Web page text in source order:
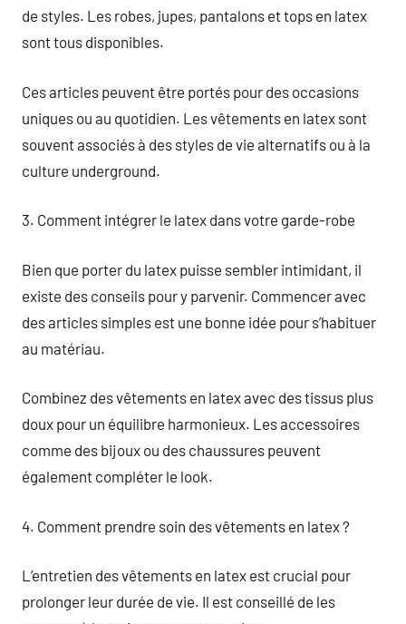
de styles. Les robes, jupes, pantalons et tops en latex
sont tous disponibles.
Ces articles peuvent être portés pour des occasions
uniques ou au quotidien. Les vêtements en latex sont
souvent associés à des styles de vie alternatifs ou à la
culture underground.
3. Comment intégrer le latex dans votre garde-robe
Bien que porter du latex puisse sembler intimidant, il
existe des conseils pour y parvenir. Commencer avec
des articles simples est une bonne idée pour s’habituer
au matériau.
Combinez des vêtements en latex avec des tissus plus
doux pour un équilibre harmonieux. Les accessoires
comme des bijoux ou des chaussures peuvent
également compléter le look.
4. Comment prendre soin des vêtements en latex ?
L’entretien des vêtements en latex est crucial pour
prolonger leur durée de vie. Il est conseillé de les